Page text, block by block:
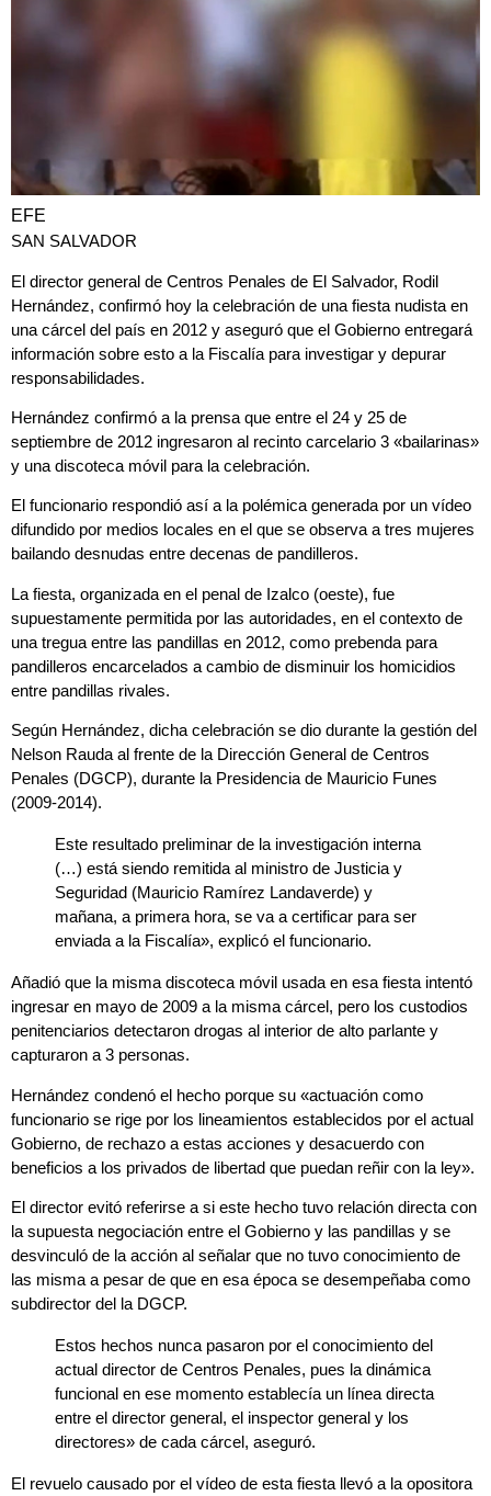
EFE
SAN SALVADOR
El director general de Centros Penales de El Salvador, Rodil
Hernández, confirmó hoy la celebración de una fiesta nudista en
una cárcel del país en 2012 y aseguró que el Gobierno entregará
información sobre esto a la Fiscalía para investigar y depurar
responsabilidades.
Hernández confirmó a la prensa que entre el 24 y 25 de
septiembre de 2012 ingresaron al recinto carcelario 3 «bailarinas»
y una discoteca móvil para la celebración.
El funcionario respondió así a la polémica generada por un vídeo
difundido por medios locales en el que se observa a tres mujeres
bailando desnudas entre decenas de pandilleros.
La fiesta, organizada en el penal de Izalco (oeste), fue
supuestamente permitida por las autoridades, en el contexto de
una tregua entre las pandillas en 2012, como prebenda para
pandilleros encarcelados a cambio de disminuir los homicidios
entre pandillas rivales.
Según Hernández, dicha celebración se dio durante la gestión del
Nelson Rauda al frente de la Dirección General de Centros
Penales (DGCP), durante la Presidencia de Mauricio Funes
(2009-2014).
Este resultado preliminar de la investigación interna
(…) está siendo remitida al ministro de Justicia y
Seguridad (Mauricio Ramírez Landaverde) y
mañana, a primera hora, se va a certificar para ser
enviada a la Fiscalía», explicó el funcionario.
Añadió que la misma discoteca móvil usada en esa fiesta intentó
ingresar en mayo de 2009 a la misma cárcel, pero los custodios
penitenciarios detectaron drogas al interior de alto parlante y
capturaron a 3 personas.
Hernández condenó el hecho porque su «actuación como
funcionario se rige por los lineamientos establecidos por el actual
Gobierno, de rechazo a estas acciones y desacuerdo con
beneficios a los privados de libertad que puedan reñir con la ley».
El director evitó referirse a si este hecho tuvo relación directa con
la supuesta negociación entre el Gobierno y las pandillas y se
desvinculó de la acción al señalar que no tuvo conocimiento de
las misma a pesar de que en esa época se desempeñaba como
subdirector del la DGCP.
Estos hechos nunca pasaron por el conocimiento del
actual director de Centros Penales, pues la dinámica
funcional en ese momento establecía un línea directa
entre el director general, el inspector general y los
directores» de cada cárcel, aseguró.
El revuelo causado por el vídeo de esta fiesta llevó a la opositora